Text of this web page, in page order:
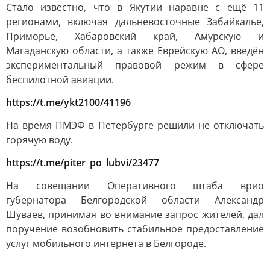
Стало известно, что в Якутии наравне с ещё 11
регионами, включая дальневосточные Забайкалье,
Приморье, Хабаровский край, Амурскую и
Магаданскую области, а также Еврейскую АО, введён
экспериментальный правовой режим в сфере
беспилотной авиации.
https://t.me/ykt2100/41196
На время ПМЭФ в Петербурге решили не отключать
горячую воду.
https://t.me/piter_po_lubvi/23477
На совещании Оперативного штаба врио
губернатора Белгородской области Александр
Шуваев, принимая во внимание запрос жителей, дал
поручение возобновить стабильное предоставление
услуг мобильного интернета в Белгороде.